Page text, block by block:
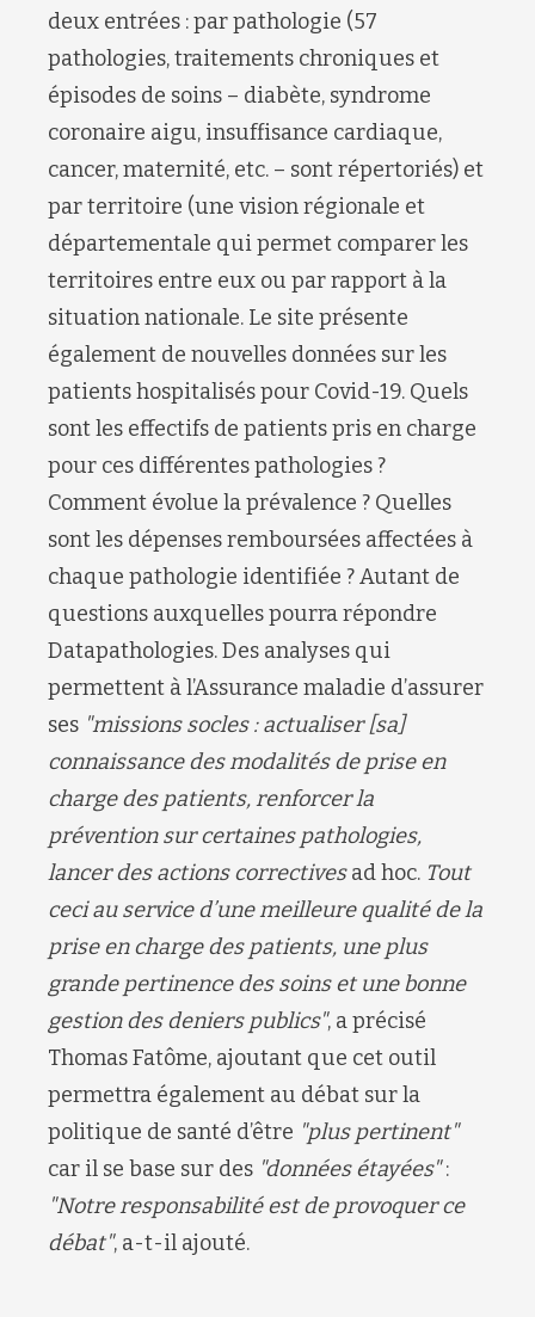
deux entrées : par pathologie (57
pathologies, traitements chroniques et
épisodes de soins – diabète, syndrome
coronaire aigu, insuffisance cardiaque,
cancer, maternité, etc. – sont répertoriés) et
par territoire (une vision régionale et
départementale qui permet comparer les
territoires entre eux ou par rapport à la
situation nationale. Le site présente
également de nouvelles données sur les
patients hospitalisés pour Covid-19. Quels
sont les effectifs de patients pris en charge
pour ces différentes pathologies ?
Comment évolue la prévalence ? Quelles
sont les dépenses remboursées affectées à
chaque pathologie identifiée ? Autant de
questions auxquelles pourra répondre
Datapathologies. Des analyses qui
permettent à l’Assurance maladie d’assurer
ses "missions socles : actualiser [sa]
connaissance des modalités de prise en
charge des patients, renforcer la
prévention sur certaines pathologies,
lancer des actions correctivesad hoc. Tout
ceci au service d’une meilleure qualité de la
prise en charge des patients, une plus
grande pertinence des soins et une bonne
gestion des deniers publics", a précisé
Thomas Fatôme, ajoutant que cet outil
permettra également au débat sur la
politique de santé d’être "plus pertinent"
car il se base sur des "données étayées":
"Notre responsabilité est de provoquer ce
débat", a-t-il ajouté.